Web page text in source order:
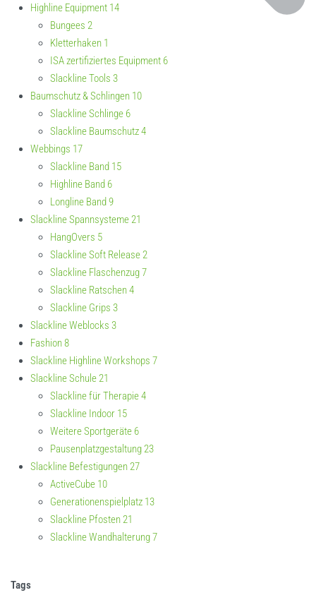
Highline Equipment 14
Bungees 2
Kletterhaken 1
ISA zertifiziertes Equipment 6
Slackline Tools 3
Baumschutz & Schlingen 10
Slackline Schlinge 6
Slackline Baumschutz4
Webbings 17
Slackline Band 15
Highline Band 6
Longline Band 9
Slackline Spannsysteme21
HangOvers 5
Slackline Soft Release2
Slackline Flaschenzug7
Slackline Ratschen4
Slackline Grips 3
Slackline Weblocks 3
Fashion8
Slackline Highline Workshops 7
Slackline Schule21
Slackline für Therapie4
Slackline Indoor 15
Weitere Sportgeräte 6
Pausenplatzgestaltung23
Slackline Befestigungen27
ActiveCube 10
Generationenspielplatz 13
Slackline Pfosten21
Slackline Wandhalterung7
Tags